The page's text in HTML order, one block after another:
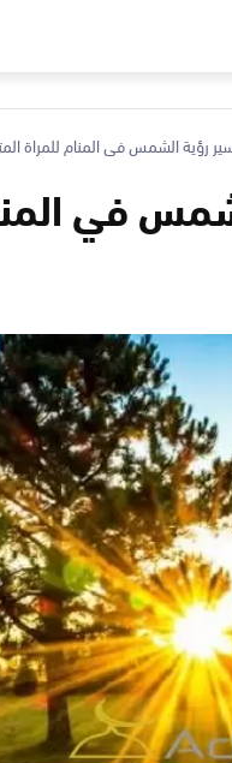
رؤية الشمس في المنام للمراة
في